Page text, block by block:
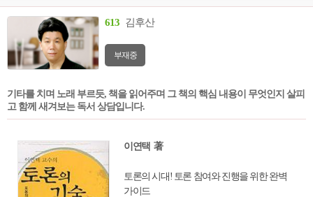
613 김후산
부재중
기타를 치며 노래 부르듯, 책을 읽어주며 그 책의 핵심 내용이 무엇인지 살피
고 함께 새겨보는 독서 상담입니다.
이연택 著
토론의 시대! 토론 참여와 진행을 위한 완벽
가이드